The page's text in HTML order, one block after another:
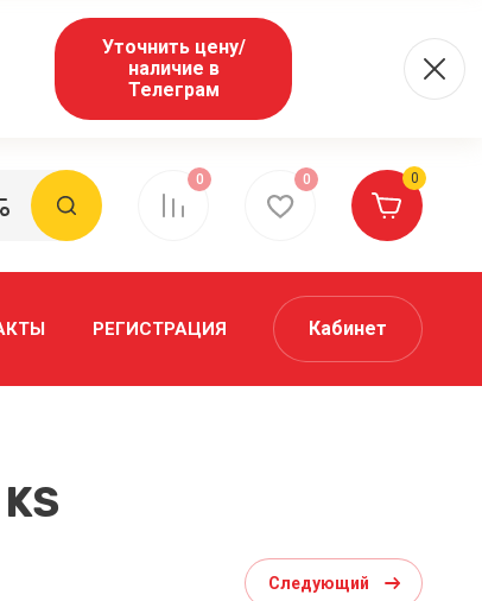
Уточнить цену/
наличие в
Телеграм
0 0 0
РЕГИСТРАЦИЯ Кабинет
Следующий